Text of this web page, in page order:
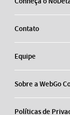
Contato
Equipe
Sobre a WebGo
Políticas de